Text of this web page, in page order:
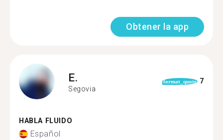
Obtener la app
E.
Segovia
format_quote 7
HABLA FLUIDO
Español